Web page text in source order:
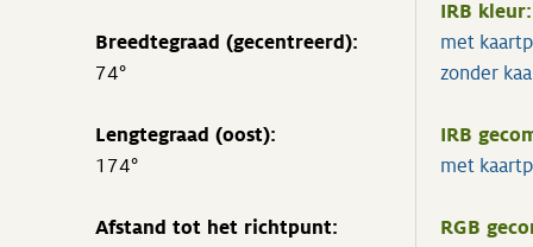
Breedtegraad (gecentreerd):
74°
Lengtegraad (oost):
174°
Afstand tot het richtpunt:
IRB kleur:
met
zonder
IRB
met
RGB